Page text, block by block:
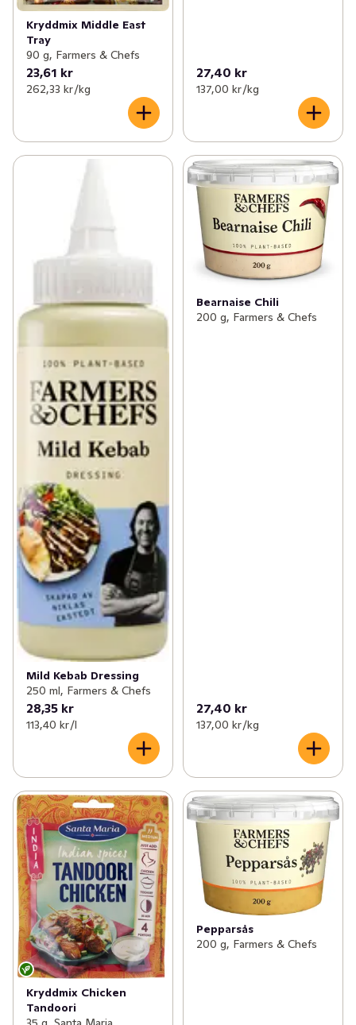
Kryddmix Middle East
Tray
90 g, Farmers & Chefs
23,61 kr
262,33 kr /kg
27,40 kr
137,00 kr /kg
Mild Kebab Dressing
250 ml, Farmers & Chefs
28,35 kr
113,40 kr /l
Bearnaise Chili
200 g, Farmers & Chefs
27,40 kr
137,00 kr /kg
Kryddmix Chicken
Tandoori
Pepparsås
200 g, Farmers & Chefs